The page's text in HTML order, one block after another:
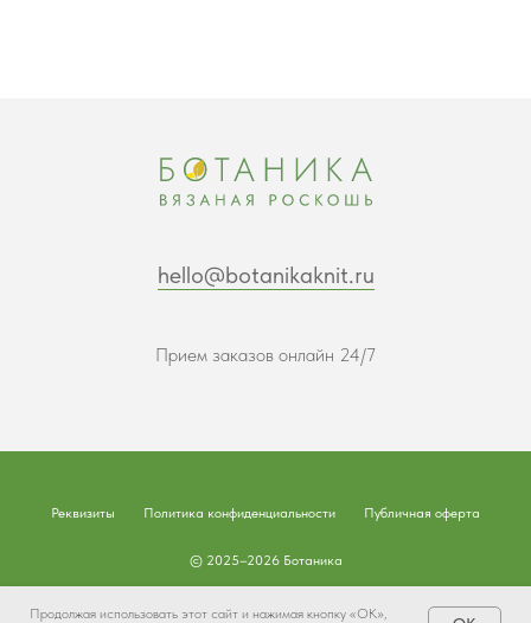
hello@botanikaknit.ru
Прием заказов онлайн 24/7
Реквизиты Политика конфиденциальности Публичная оферта
© 2025–2026 Ботаника
Продолжая использовать этот сайт и нажимая кнопку «ОК»,